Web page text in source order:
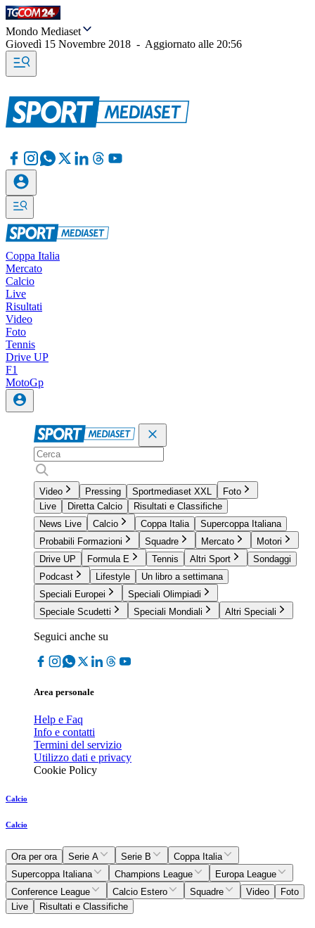
Mondo Mediaset
Giovedì 15 Novembre 2018 - Aggiornato alle 20:56
Coppa Italia
Mercato
Calcio
Live
Risultati
Video
Foto
Tennis
Drive UP
F1
MotoGp
Video Pressing Sportmediaset XXL
Foto
Live
Diretta Calcio
Risultati e Classifiche
News Live
Calcio Coppa Italia
Supercoppa Italiana
Probabili Formazioni
Squadre Mercato
Motori
Drive UP
Formula E Tennis Altri Sport
Sondaggi
Podcast
Lifestyle
Un libro a settimana
Speciali Europei
Speciali Olimpiadi
Speciale Scudetti
Speciali Mondiali Altri Speciali
Seguici anche su
Area personale
Help e Faq
Info e contatti
Termini del servizio
Utilizzo dati e privacy
Cookie Policy
Calcio
Calcio
Ora per ora Serie A Serie B
Coppa Italia
Supercoppa Italiana
Champions League
Europa League
Conference League
Calcio Estero Squadre Video
Foto
Live
Risultati e Classifiche